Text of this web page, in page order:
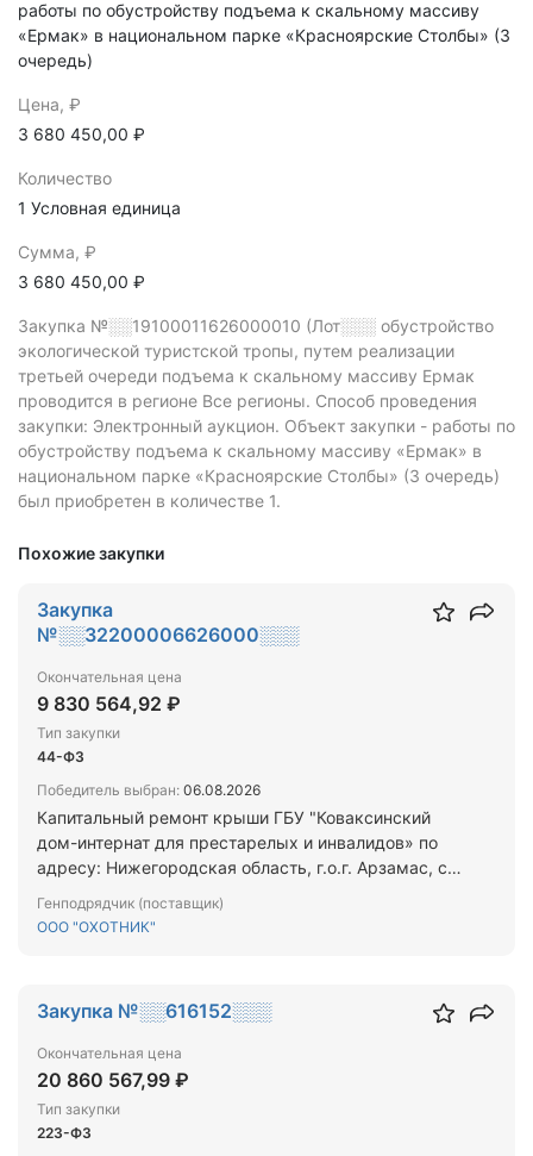
работы по обустройству подъема к скальному массиву
«Ермак» в национальном парке «Красноярские Столбы» (3
очередь)
Цена, ₽
3 680 450,00 ₽
Количество
1 Условная единица
Сумма, ₽
3 680 450,00 ₽
Закупка №░░19100011626000010 (Лот░░░ обустройство
экологической туристской тропы, путем реализации
третьей очереди подъема к скальному массиву Ермак
проводится в регионе Все регионы. Способ проведения
закупки: Электронный аукцион. Объект закупки - работы по
обустройству подъема к скальному массиву «Ермак» в
национальном парке «Красноярские Столбы» (3 очередь)
был приобретен в количестве 1.
Похожие закупки
Закупка
№░░32200006626000░░░
Окончательная цена
9 830 564,92 ₽
Тип закупки
44-ФЗ
Победитель выбран: 06.08.2026
Капитальный ремонт крыши ГБУ "Коваксинский
дом-интернат для престарелых и инвалидов» по
адресу: Нижегородская область, г.о.г. Арзамас, с.
Генподрядчик (поставщик)
ООО "ОХОТНИК"
Закупка №░░616152░░░
Окончательная цена
20 860 567,99 ₽
Тип закупки
223-ФЗ